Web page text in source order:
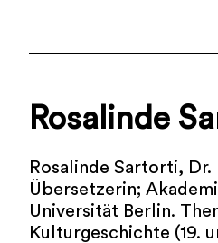
Rosalinde
Rosalinde Sartorti,
Übersetzerin;
Universität Berlin.
Kulturgeschichte (19.